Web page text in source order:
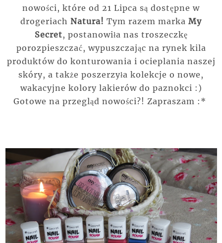
nowości, które od 21 Lipca są dostępne w
drogeriach Natura! Tym razem marka My
Secret, postanowiła nas troszeczkę
porozpieszczać, wypuszczając na rynek kila
produktów do konturowania i ocieplania naszej
skóry, a także poszerzyła kolekcje o nowe,
wakacyjne kolory lakierów do paznokci :)
Gotowe na przegląd nowości?! Zapraszam :*